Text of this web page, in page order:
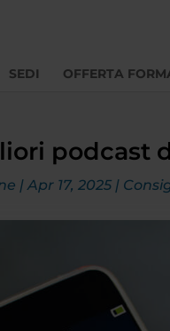
SEDI OFFERTA
podcast
|Apr 17, 2025 |